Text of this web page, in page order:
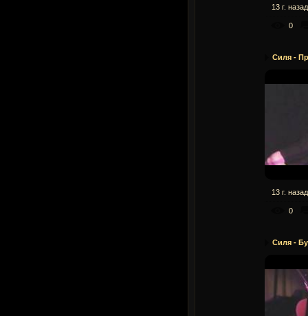
13 г. назад
0
Силя -
13 г. назад
0
Силя -